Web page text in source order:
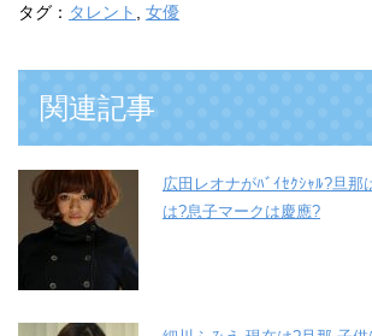
タグ： タレント 女優
関連記事
広田レオナがﾊﾞｲｾｸｼｬﾙ?旦那
は?息子マークは慶應?